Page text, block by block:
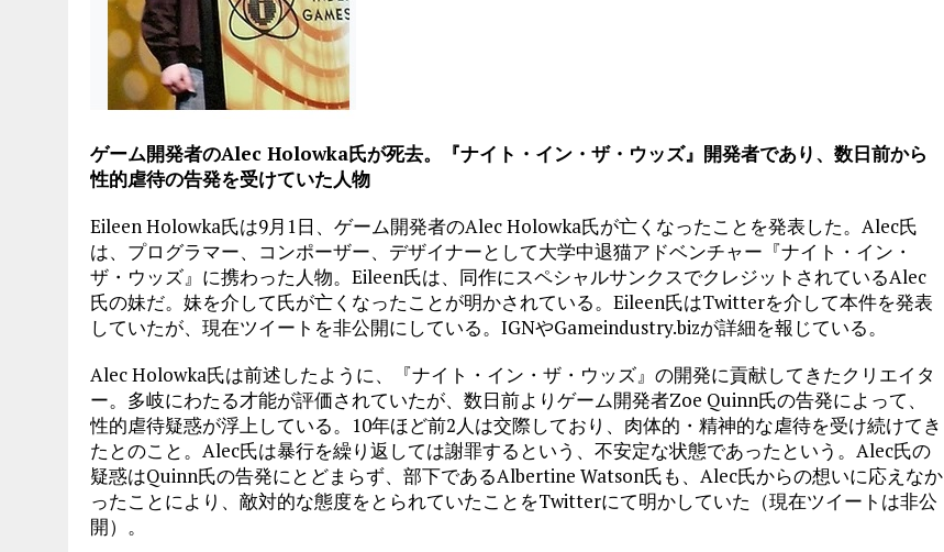
ゲーム開発者のAlec Holowka氏が死去。『ナイト・イン・ザ・ウッズ』開発者であり、数日前から
性的虐待の告発を受けていた人物
Eileen Holowka氏は9月1日、ゲーム開発者のAlec Holowka氏が亡くなったことを発表した。Alec氏
は、プログラマー、コンポーザー、デザイナーとして大学中退猫アドベンチャー『ナイト・イン・
ザ・ウッズ』に携わった人物。Eileen氏は、同作にスペシャルサンクスでクレジットされているAlec
氏の妹だ。妹を介して氏が亡くなったことが明かされている。Eileen氏はTwitterを介して本件を発表
していたが、現在ツイートを非公開にしている。IGNやGameindustry.bizが詳細を報じている。
Alec Holowka氏は前述したように、『ナイト・イン・ザ・ウッズ』の開発に貢献してきたクリエイタ
ー。多岐にわたる才能が評価されていたが、数日前よりゲーム開発者Zoe Quinn氏の告発によって、
性的虐待疑惑が浮上している。10年ほど前2人は交際しており、肉体的・精神的な虐待を受け続けてき
たとのこと。Alec氏は暴行を繰り返しては謝罪するという、不安定な状態であったという。Alec氏の
疑惑はQuinn氏の告発にとどまらず、部下であるAlbertine Watson氏も、Alec氏からの想いに応えなか
ったことにより、敵対的な態度をとられていたことをTwitterにて明かしていた（現在ツイートは非公
開）。